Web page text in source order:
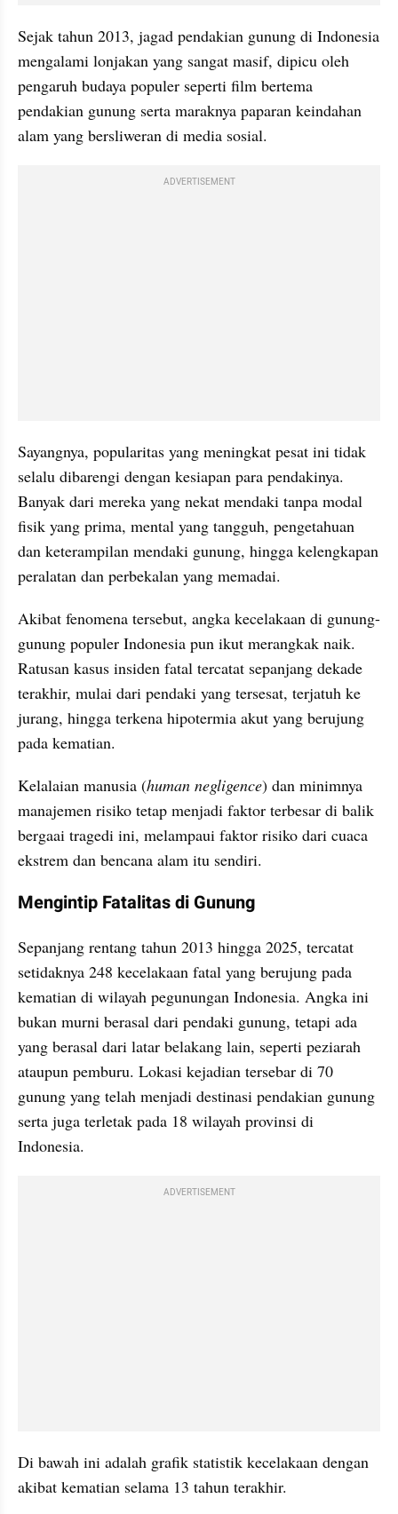
Sejak tahun 2013, jagad pendakian gunung di Indonesia
mengalami lonjakan yang sangat masif, dipicu oleh
pengaruh budaya populer seperti film bertema
pendakian gunung serta maraknya paparan keindahan
alam yang bersliweran di media sosial.
ADVERTISEMENT
Sayangnya, popularitas yang meningkat pesat ini tidak
selalu dibarengi dengan kesiapan para pendakinya.
Banyak dari mereka yang nekat mendaki tanpa modal
fisik yang prima, mental yang tangguh, pengetahuan
dan keterampilan mendaki gunung, hingga kelengkapan
peralatan dan perbekalan yang memadai.
Akibat fenomena tersebut, angka kecelakaan di gunung-
gunung populer Indonesia pun ikut merangkak naik.
Ratusan kasus insiden fatal tercatat sepanjang dekade
terakhir, mulai dari pendaki yang tersesat, terjatuh ke
jurang, hingga terkena hipotermia akut yang berujung
pada kematian.
Kelalaian manusia (human negligence) dan minimnya
manajemen risiko tetap menjadi faktor terbesar di balik
bergaai tragedi ini, melampaui faktor risiko dari cuaca
ekstrem dan bencana alam itu sendiri.
Mengintip Fatalitas di Gunung
Sepanjang rentang tahun 2013 hingga 2025, tercatat
setidaknya 248 kecelakaan fatal yang berujung pada
kematian di wilayah pegunungan Indonesia. Angka ini
bukan murni berasal dari pendaki gunung, tetapi ada
yang berasal dari latar belakang lain, seperti peziarah
ataupun pemburu. Lokasi kejadian tersebar di 70
gunung yang telah menjadi destinasi pendakian gunung
serta juga terletak pada 18 wilayah provinsi di
Indonesia.
ADVERTISEMENT
Di bawah ini adalah grafik statistik kecelakaan dengan
akibat kematian selama 13 tahun terakhir.